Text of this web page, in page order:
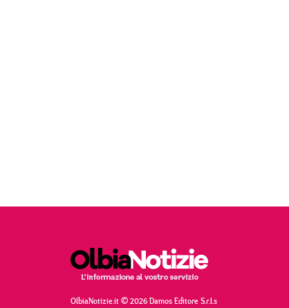
OlbiaNotizie.it © 2026 Damos Editore S.r.l.s